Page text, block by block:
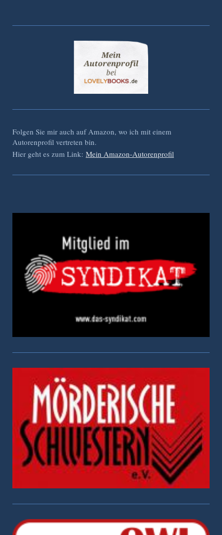
Folgen Sie mir auch auf Amazon, wo ich mit einem
Autorenprofil vertreten bin.
Hier geht es zum Link: Mein Amazon-Autorenprofil